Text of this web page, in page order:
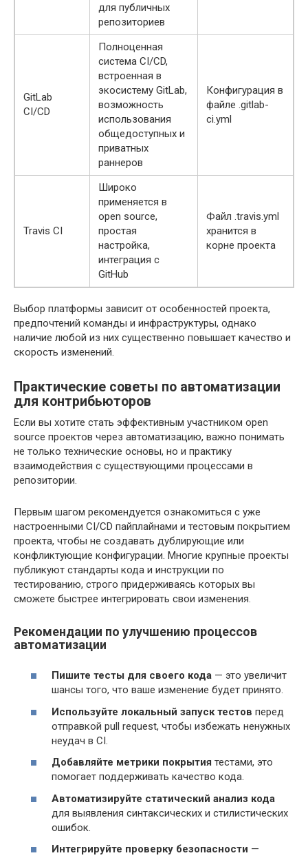
для публичных
репозиториев
GitLab
CI/CD
Полноценная
система CI/CD,
встроенная в
экосистему GitLab,
возможность
использования
общедоступных и
приватных
раннеров
Конфигурация в
файле .gitlab-
ci.yml
Travis CI
Широко
применяется в
open source,
простая
настройка,
интеграция с
GitHub
Файл .travis.yml
хранится в
корне проекта
Выбор платформы зависит от особенностей проекта,
предпочтений команды и инфраструктуры, однако
наличие любой из них существенно повышает качество и
скорость изменений.
Практические советы по автоматизации
для контрибьюторов
Если вы хотите стать эффективным участником open
source проектов через автоматизацию, важно понимать
не только технические основы, но и практику
взаимодействия с существующими процессами в
репозитории.
Первым шагом рекомендуется ознакомиться с уже
настроенными CI/CD пайплайнами и тестовым покрытием
проекта, чтобы не создавать дублирующие или
конфликтующие конфигурации. Многие крупные проекты
публикуют стандарты кода и инструкции по
тестированию, строго придерживаясь которых вы
сможете быстрее интегрировать свои изменения.
Рекомендации по улучшению процессов
автоматизации
Пишите тесты для своего кода — это увеличит
шансы того, что ваше изменение будет принято.
Используйте локальный запуск тестов перед
отправкой pull request, чтобы избежать ненужных
неудач в CI.
Добавляйте метрики покрытия тестами, это
помогает поддерживать качество кода.
Автоматизируйте статический анализ кода
для выявления синтаксических и стилистических
ошибок.
Интегрируйте проверку безопасности —